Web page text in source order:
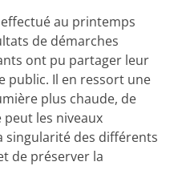
au printemps
de démarches
ont pu partager leur
public. Il en ressort une
plus chaude, de
les niveaux
singularité des différents
de préserver la